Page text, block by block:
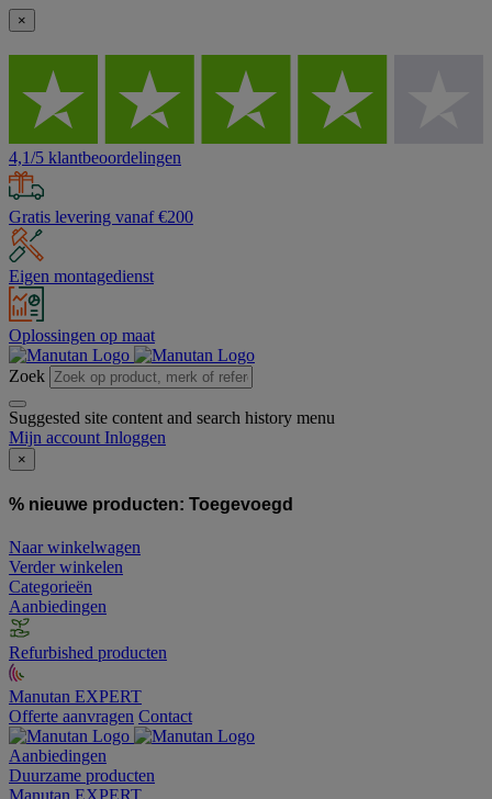
×
4,1/5 klantbeoordelingen
Gratis levering vanaf €200
Eigen montagedienst
Oplossingen op maat
Zoek
Suggested site content and search history menu
Mijn account Inloggen
×
% nieuwe producten: Toegevoegd
Naar winkelwagen
Verder winkelen
Categorieën
Aanbiedingen
Refurbished producten
Manutan EXPERT
Offerte aanvragen Contact
Aanbiedingen
Duurzame producten
Manutan EXPERT